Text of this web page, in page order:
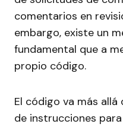
comentarios en
embargo, existe un
fundamental que a
propio código.
El código va más
de instrucciones